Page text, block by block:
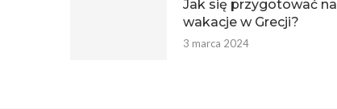
Jak się przygotować na
wakacje w Grecji?
3 marca 2024